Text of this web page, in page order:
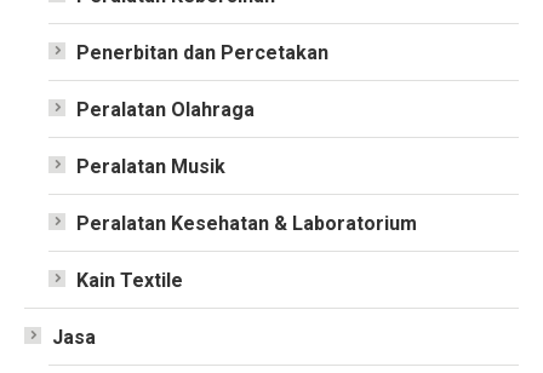
Penerbitan dan Percetakan
Peralatan Olahraga
Peralatan Musik
Peralatan Kesehatan & Laboratorium
Kain Textile
Jasa